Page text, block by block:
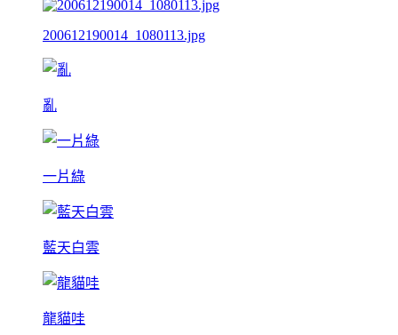
200612190014_1080113.jpg
亂
一片綠
藍天白雲
龍貓哇